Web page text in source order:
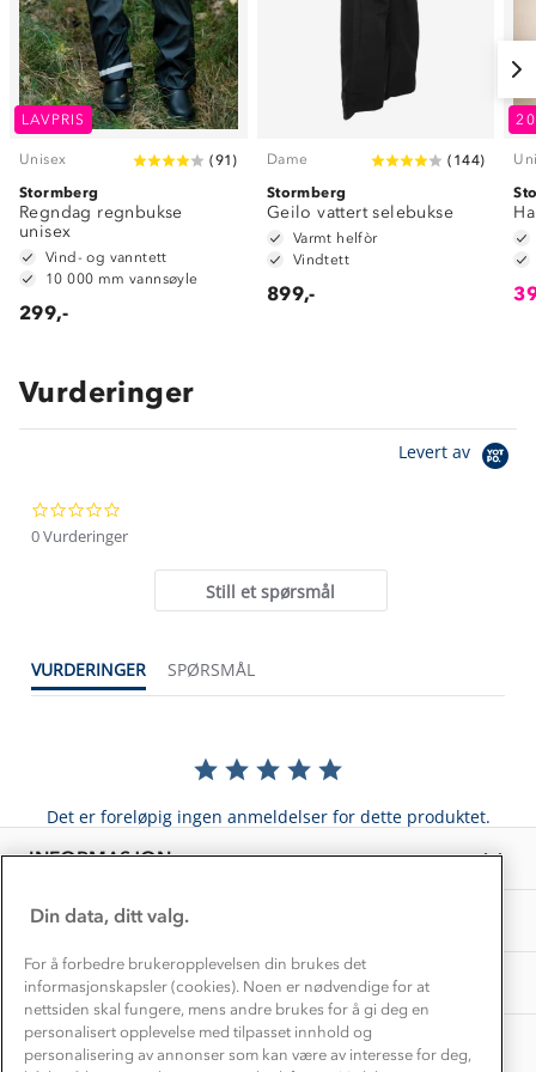
LAVPRIS
Unisex (91 )
Stormberg
Regndag regnbukse
unisex
Vind- og vanntett
10 000 mm vannsøyle
299,-
Dame ( 144)
Stormberg
Geilo vattert selebukse
Varmt helfòr
Vindtett
899,-
Vurderinger
Levert av
star
0 Vurderinger
Still et spørsmål
VURDERINGER SPØRSMÅL
Det er foreløpig ingen anmeldelser for dette produktet.
INFORMASJON
Kundeservice
Kundeklubb
Bedrift, barnehage og SFO
Presse
OM OSS
Klima og miljø
1% til samfunnet
Samarbeide med oss?
TIPS OG RÅD
Trelagsprinsippet barn
Alt du trenger til Norgesferien
Gravidklær
Vask og vedlikehold
EL-retur
Store størrelser
Turmat oppskrifter
Beredskap
AKTIVITETER
Få turinspirasjon og tips her⛰
Overnatte utendørs⛺
Leirskole 🥾
Barnehageansatt
Tips til hyttetur
Din data, ditt valg.
For å forbedre brukeropplevelsen din brukes det
informasjonskapsler (cookies). Noen er nødvendige for at
nettsiden skal fungere, mens andre brukes for å gi deg en
personalisert opplevelse med tilpasset innhold og
personalisering av annonser som kan være av interesse for deg,